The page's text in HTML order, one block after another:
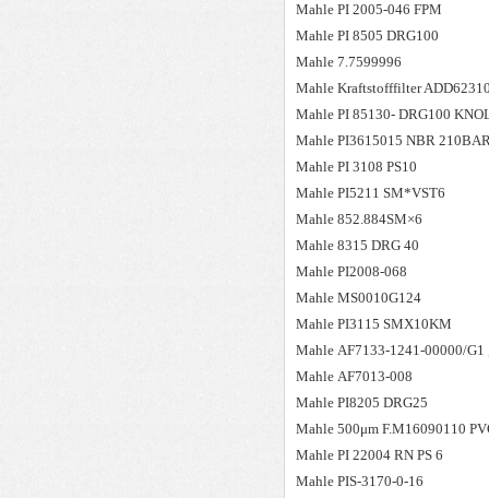
Mahle PI 2005-046 FPM
Mahle PI 8505 DRG100
Mahle 7.7599996
Mahle Kraftstofffilter
Mahle PI 85130- DRG100
Mahle PI3615015 NBR
Mahle PI 3108 PS10
Mahle PI5211 SM*VST6
Mahle 852.884SM×6
Mahle 8315 DRG 40
Mahle PI2008-068
Mahle MS0010G124
Mahle PI3115 SMX10KM
Mahle AF7133-1241-00000/G1
Mahle AF7013-008
Mahle PI8205 DRG25
Mahle 500μm F.M16090110
Mahle PI 22004 RN PS 6
Mahle PIS-3170-0-16